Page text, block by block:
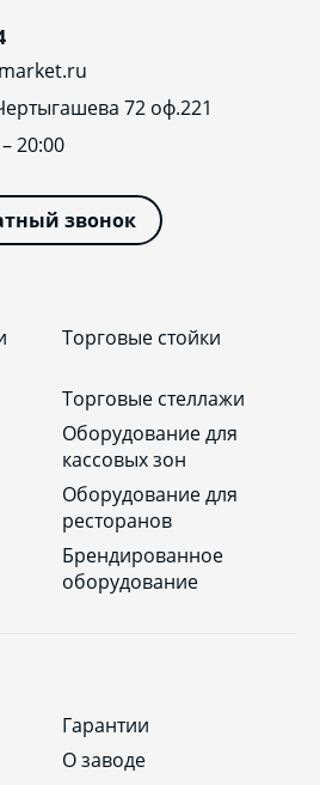
Торговые стойки
Торговые стеллажи
Оборудование для
кассовых зон
Оборудование для
ресторанов
Брендированное
оборудование
Гарантии
О заводе
72 оф.221
20:00
звонок